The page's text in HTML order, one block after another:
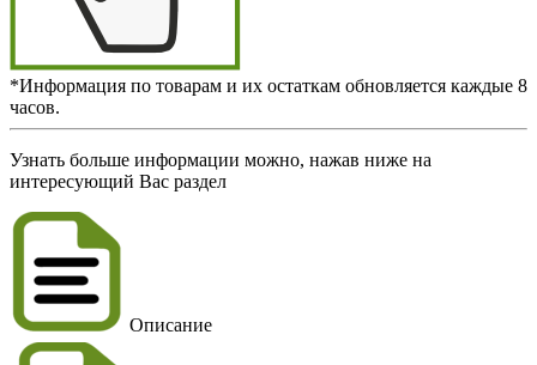
*Информация по товарам и их остаткам обновляется каждые 8
часов.
Узнать больше информации можно, нажав ниже на
интересующий Вас раздел
Описание